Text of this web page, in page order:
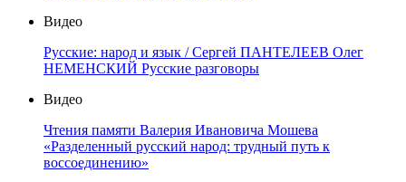
Видео
Русские: народ и язык / Сергей ПАНТЕЛЕЕВ Олег
НЕМЕНСКИЙ Русские разговоры
Видео
Чтения памяти Валерия Ивановича Мошева
«Разделенный русский народ: трудный путь к
воссоединению»